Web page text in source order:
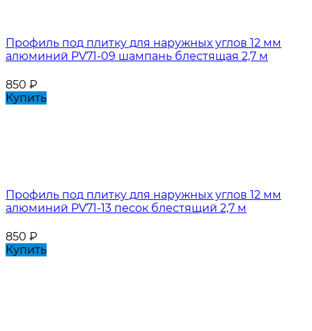
Профиль под плитку для наружных углов 12 мм
алюминий PV71-09 шампань блестящая 2,7 м
850 ₽
Купить
Профиль под плитку для наружных углов 12 мм
алюминий PV71-13 песок блестящий 2,7 м
850 ₽
Купить